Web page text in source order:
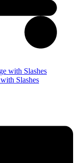
Slashes